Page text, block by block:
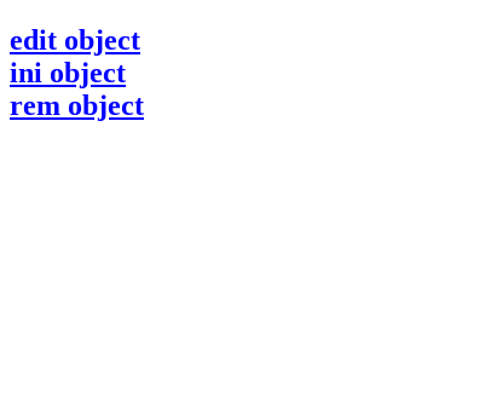
edit object
ini object
rem object